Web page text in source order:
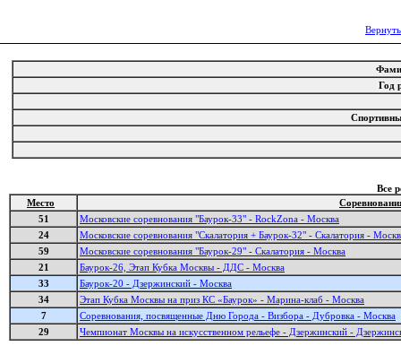
Год
Все
Место
51
Московские соревнования "Баурок-33" - RockZona - Москва
24
Московские соревнования "Скалатория + Баурок-32" - Скалатория -
59
Московские соревнования "Баурок-29" - Скалатория - Москва
21
Баурок-26, Этап Кубка Москвы - ДДС - Москва
33
Баурок-20 - Дзержинский - Москва
34
Этап Кубка Москвы на приз КС «Баурок» - Марина-клаб - Москва
7
Соревнования, посвященные Дню Города - Визбора - Дубровка - Москва
29
Чемпионат Москвы на искусственном рельефе - Дзержинский -